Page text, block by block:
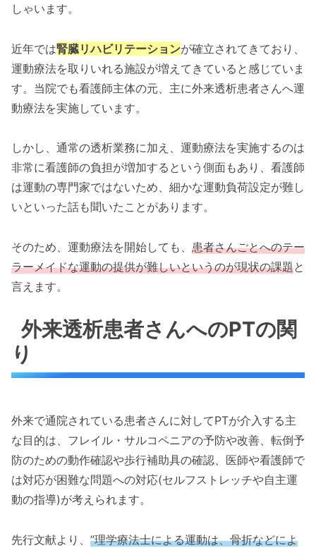
しゃいます。
近年では腎臓リハビリテーションが確立されてきており、
運動療法を取りいれる施設が増えてきていると感じていま
す。当院でも看護師主体の元、主に外来透析患者さんへ運
動療法を実施しています。
しかし、通常の透析業務に加え、運動療法を実施するのは
非常に看護師の負担が増加するという側面もあり、看護師
は運動の専門家ではないため、細かな運動負荷設定が難し
いといった話も聞いたことがあります。
そのため、運動療法を開始しても、 患者さんごとへのテー
ラーメイドな運動の提供が難しいというのが現状の課題と
言えます。
外来透析患者さんへのPTの関
り
外来で通院されている患者さんに対してPTが介入する主
な目的は、フレイル・サルコペニアの予防や改善、転倒予
防のための動作確認や歩行補助具の確認、医師や看護師で
は対応が困難な問題への対応(セルフストレッチや自主運
動の指導)が考えられます。
先行文献より、 ”理学療法士による運動は、骨折などによ